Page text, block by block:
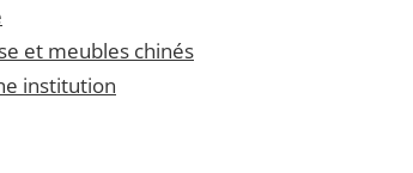
et meubles chinés
institution